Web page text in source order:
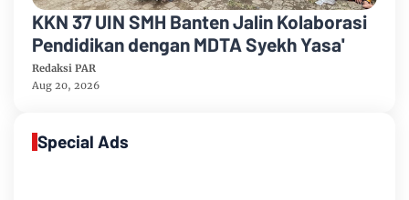
KKN 37 UIN SMH Banten Jalin Kolaborasi
Pendidikan dengan MDTA Syekh Yasa'
Redaksi PAR
Aug 20, 2026
Special Ads